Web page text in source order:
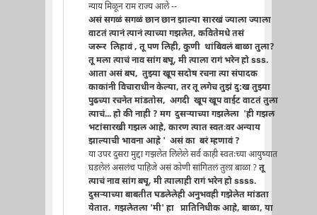
न्याय मिळून राम राज्य आले --
असं सगळं सगळं छान छान झाल्या सारखं ज्याला ज्याला
वाटतं त्यानं त्यानं त्याच्या गझलेत, कवितेमधे तसं
जरूर लिहावं , तू पण लिही, कुणी थांबिवलं बाळा तुला?
तू मला त्याचं नाव सांग बघू, मी त्याला रागं भरेन हो sss.
आता असं बघ, तुझ्या खूप सदोष रचना त्या संपादक
काकांनी विचाराधीन केल्या, तर तू लगेच तुझं दु:ख तुझ्या
पुढच्या रचनेत मांडतोस, अगदी खूप खूप वाईट वाटतं तुला
त्याचं... हो की नाही ? मग दुसर्‍याच्या गझलेला 'ही गझल
भटांसारखी गझल आहे, कारण त्यात स्वतःवर अन्याय
झाल्याची भावना आहे ' असं का बरं म्हणावं ?
या उपर दुसरा मुद्दा गझलेत लिलेले सर्व काही स्वतःच्या आयुष्यात
घडलेलं असलंच पाहिजे असं कोणी सांगितलं तुला बाळा ?तू
त्याचं नाव सांग बघू, मी त्यालाही रागं भरेन हो ssss.
दुसर्‍याच्या बाबतीत घडलेलेही अनुभवही गझेलेत मांडता
येतात. गझलेतला 'मी' हा प्रातिनिधीक आहे, बाळा, या